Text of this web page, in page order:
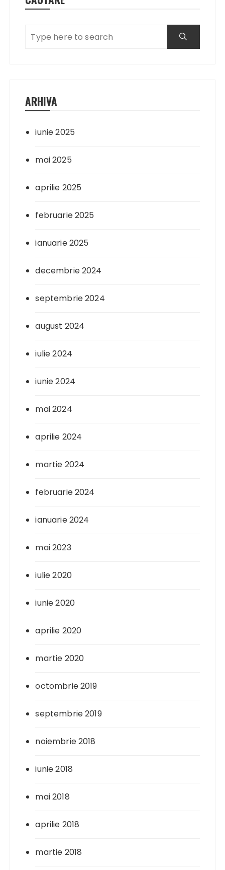
ARHIVA
iunie 2025
mai 2025
aprilie 2025
februarie 2025
ianuarie 2025
decembrie 2024
septembrie 2024
august 2024
iulie 2024
iunie 2024
mai 2024
aprilie 2024
martie 2024
februarie 2024
ianuarie 2024
mai 2023
iulie 2020
iunie 2020
aprilie 2020
martie 2020
octombrie 2019
septembrie 2019
noiembrie 2018
iunie 2018
mai 2018
aprilie 2018
martie 2018